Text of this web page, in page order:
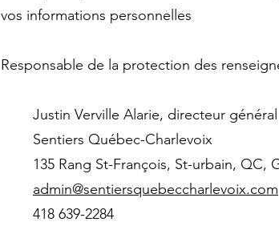
vos informations personnelles
Responsable de la protection des
Justin Verville Alarie, directeur général
Sentiers Québec-Charlevoix
135 Rang St-François, St-urbain, QC,
admin@sentiersquebeccharlevoix.com
418 639-2284